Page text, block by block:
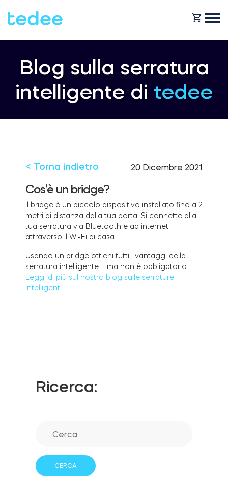
COME FUNZIONA?
Casa
Business
Integrazioni
PRODOTTI
Tedee GO
Tedee GO2
Tedee PRO
Cilindri
BLOG
LOCALIZZATORE DI NEGOZI
ACCEDI
Blog sulla serratura
intelligente di tedee
< Torna indietro 20 Dicembre 2021
Cos’è un bridge?
Il bridge è un piccolo dispositivo installato fino a 2
metri di distanza dalla tua porta. Si connette alla
tua serratura via Bluetooth e ad internet
attraverso il Wi-Fi di casa.
Usando un bridge ottieni tutti i vantaggi della
serratura intelligente – ma non è obbligatorio.
Leggi di più sul nostro blog sulle serrature
intelligenti.
Ricerca: